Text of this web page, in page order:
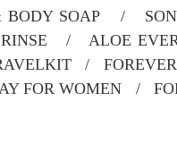
SOAP /
/ ALOE EVER
/
FOR WOMEN /